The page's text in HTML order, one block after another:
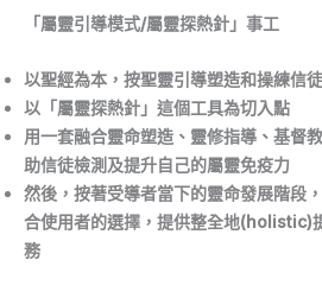
「屬靈引導模式/屬靈探熱針」事工
以聖經為本，按聖靈引導塑造和操練信
以「屬靈探熱針」這個工具為切入點
用一套融合靈命塑造、靈修指導、基督
助信徒檢測及提升自己的屬靈免疫力
然後，按著受導者當下的靈命發展階段
合使用者的選擇，提供整全地(holistic)
務